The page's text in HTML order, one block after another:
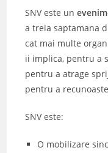
SNV este un
a treia saptamana
cat mai multe
ii implica, pentru a
pentru a atrage
pentru a
SNV este:
O mobilizare